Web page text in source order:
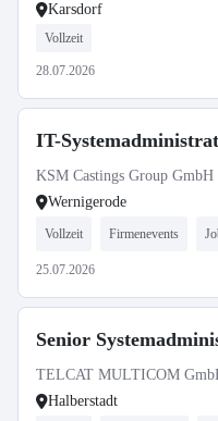
Karsdorf
Vollzeit
28.07.2026
IT-
KSM Castings Group GmbH
Wernigerode
Vollzeit Firmenevents
25.07.2026
Senior
TELCAT MULTICOM
Halberstadt